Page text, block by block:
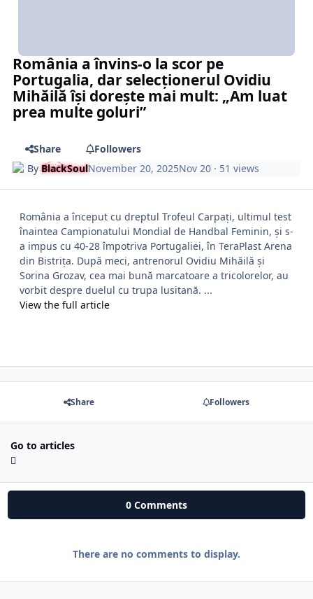
România a învins-o la scor pe
Portugalia, dar selecționerul Ovidiu
Mihăilă își dorește mai mult: „Am luat
prea multe goluri”
Share
Followers
ByBlackSoulNovember 20, 2025Nov 20 · 51 views
România a început cu dreptul Trofeul Carpați, ultimul test
înaintea Campionatului Mondial de Handbal Feminin, și s-
a impus cu 40-28 împotriva Portugaliei, în TeraPlast Arena
din Bistrița. După meci, antrenorul Ovidiu Mihăilă și
Sorina Grozav, cea mai bună marcatoare a tricolorelor, au
vorbit despre duelul cu trupa lusitană. ...
View the full article
Share Followers
Go to articles
0 Comments
There are no comments to display.